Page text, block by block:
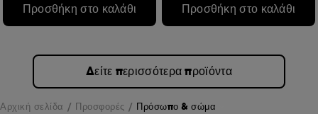
Προσθήκη στο καλάθι Προσθήκη στο καλάθι
Δείτε περισσότερα προϊόντα
Αρχική σελίδα Προσφορές Πρόσωπο & σώμα